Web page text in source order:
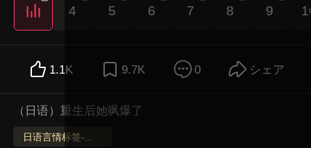
4 5 6 7 8 9
1.1K 9.7K 0 シェア
（日语）重生后她飒爆了